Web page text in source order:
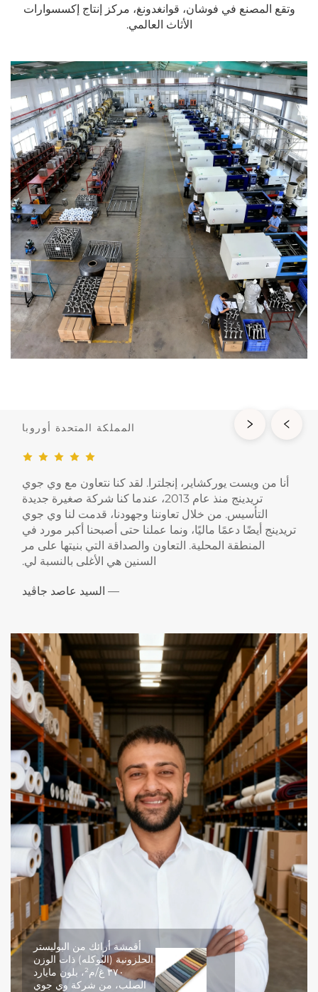
وتقع المصنع في فوشان، قوانغدونغ، مركز إنتاج إكسسوارات
الأثاث العالمي.
المملكة المتحدة أوروبا
أنا من ويست يوركشاير، إنجلترا. لقد كنا نتعاون مع وي جوي
تريدينج منذ عام 2013، عندما كنا شركة صغيرة جديدة
التأسيس. من خلال تعاوننا وجهودنا، قدمت لنا وي جوي
تريدينج أيضًا دعمًا ماليًا، ونما عملنا حتى أصبحنا أكبر مورد في
المنطقة المحلية. التعاون والصداقة التي بنيتها على مر
السنين هي الأغلى بالنسبة لي.
— السيد عاصد جاڤيد
أقمشة أرائك من البوليستر
الحلزونية (البُوكله) ذات الوزن
٣٧٠ غ/م²، بلون مايارد
الصلب، من شركة وي جوي